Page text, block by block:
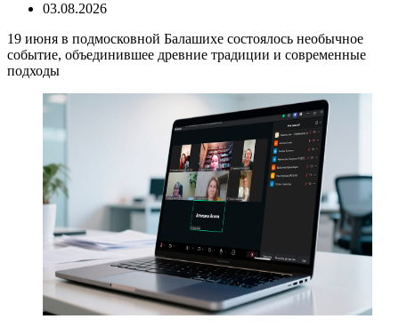
03.08.2026
19 июня в подмосковной Балашихе состоялось необычное
событие, объединившее древние традиции и современные
подходы